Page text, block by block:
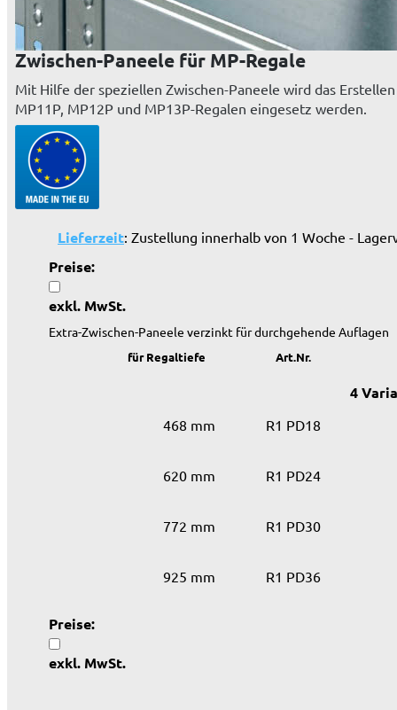
Zwischen-Paneele für MP-Regale
Mit Hilfe der speziellen Zwischen-Paneele wird das
MP11P, MP12P und MP13P-Regalen eingesetz werden.
Lieferzeit: Zustellung innerhalb von 1 Woche -
Preise:
exkl. MwSt.
Extra-Zwischen-Paneele verzinkt für durchgehende Auflagen
für Regaltiefe Art.Nr.
4
468 mm R1 PD18
620 mm R1 PD24
772 mm R1 PD30
925 mm R1 PD36
Preise:
exkl. MwSt.